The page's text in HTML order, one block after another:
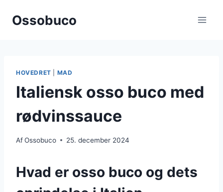
Ossobuco
HOVEDRET MAD
Italiensk osso buco med
rødvinssauce
AfOssobuco 25. december 2024
Hvad er osso buco og dets